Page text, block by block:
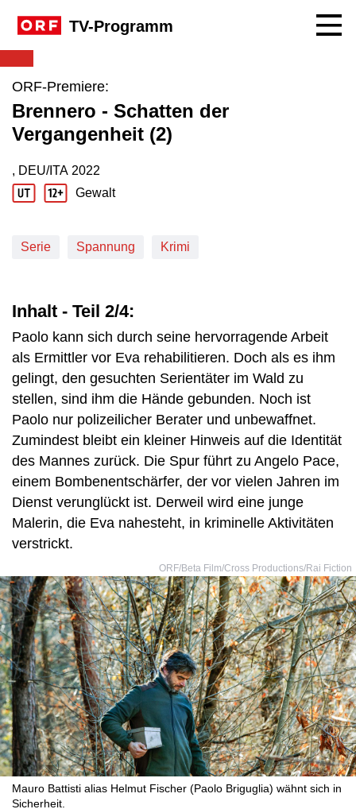
TV-Programm
ORF-Premiere:
Brennero - Schatten der
Vergangenheit (2)
Produktionsland: DEU/ITA
, DEU/ITA
Produktionsjahr: 2022
2022
Jugendschutz Beschreibung: Gewalt
Gewalt
Serie Spannung Krimi
Inhalt - Teil 2/4:
Paolo kann sich durch seine hervorragende Arbeit
als Ermittler vor Eva rehabilitieren. Doch als es ihm
gelingt, den gesuchten Serientäter im Wald zu
stellen, sind ihm die Hände gebunden. Noch ist
Paolo nur polizeilicher Berater und unbewaffnet.
Zumindest bleibt ein kleiner Hinweis auf die Identität
des Mannes zurück. Die Spur führt zu Angelo Pace,
einem Bombenentschärfer, der vor vielen Jahren im
Dienst verunglückt ist. Derweil wird eine junge
Malerin, die Eva nahesteht, in kriminelle Aktivitäten
verstrickt.
ORF/Beta Film/Cross Productions/Rai Fiction
Mauro Battisti alias Helmut Fischer (Paolo Briguglia) wähnt sich in
Sicherheit.